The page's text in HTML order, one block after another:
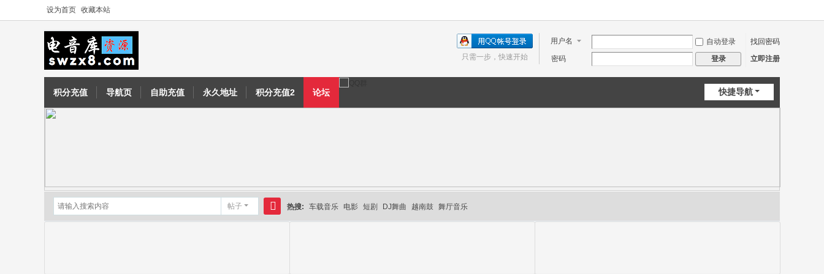
设为首页 收藏本站
用户名 自动登录
找回密码
密码
登录 立即注册
只需一步，快速开始
快捷导航
积分充值 导航页 自助充值 永久地址 积分充值2 论坛
帖子
搜
热搜: 车载音乐 电影 短剧 DJ舞曲 越南鼓 舞厅音乐